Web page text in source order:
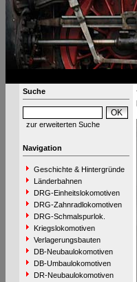
Suche
zur erweiterten Suche
Navigation
Geschichte & Hintergründe
Länderbahnen
DRG-Einheitslokomotiven
DRG-Zahnradlokomotiven
DRG-Schmalspurlok.
Kriegslokomotiven
Verlagerungsbauten
DB-Neubaulokomotiven
DB-Umbaulokomotiven
DR-Neubaulokomotiven